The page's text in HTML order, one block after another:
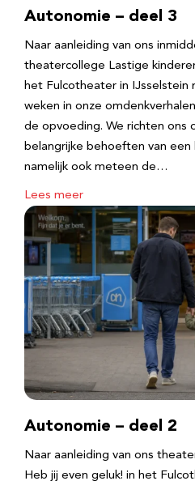
Autonomie – deel 3
Naar aanleiding van ons
theatercollege Lastige
het Fulcotheater in IJsselstein
weken in onze
de opvoeding. We richten ons
belangrijke behoeften van een
namelijk ook meteen de…
Lees meer
Autonomie – deel 2
Naar aanleiding van ons
Heb jij even geluk! in het